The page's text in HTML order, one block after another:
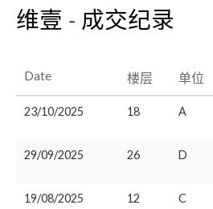
维壹 - 成交纪录
Date 楼层 单位
23/10/2025 18 A
29/09/2025 26 D
19/08/2025 12 C